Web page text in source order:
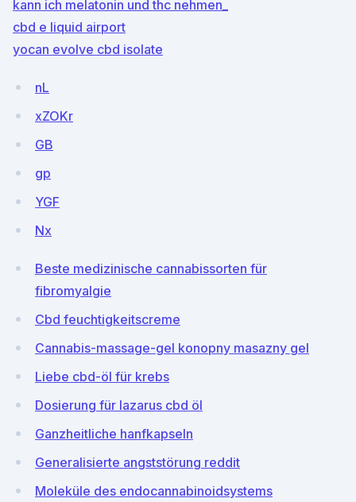
kann ich melatonin und thc nehmen_
cbd e liquid airport
yocan evolve cbd isolate
nL
xZOKr
GB
gp
YGF
Nx
Beste medizinische cannabissorten für
fibromyalgie
Cbd feuchtigkeitscreme
Cannabis-massage-gel konopny masazny gel
Liebe cbd-öl für krebs
Dosierung für lazarus cbd öl
Ganzheitliche hanfkapseln
Generalisierte angststörung reddit
Moleküle des endocannabinoidsystems